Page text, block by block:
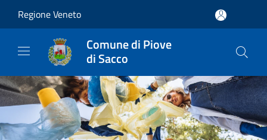
Regione Veneto
Comune di Piove
di Sacco